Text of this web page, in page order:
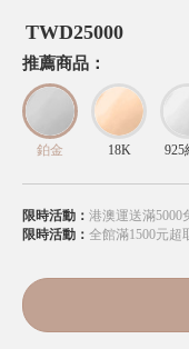
TWD25000
推薦商品：
鉑金 18K 925
限時活動： 港澳運送滿5000
限時活動： 全館滿1500元超